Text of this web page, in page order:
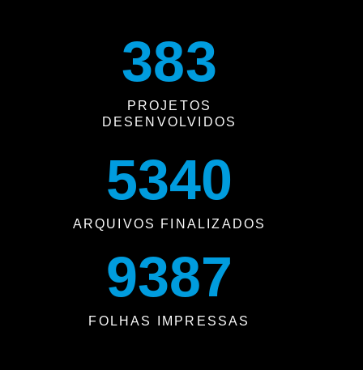
383
PROJETOS
DESENVOLVIDOS
5340
ARQUIVOS FINALIZADOS
9756
FOLHAS IMPRESSAS